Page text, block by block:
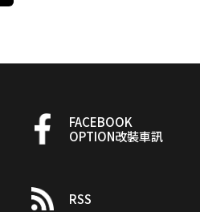
FACEBOOK
OPTION改裝車訊
RSS